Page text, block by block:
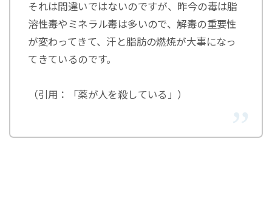
それは間違いではないのですが、昨今の毒は脂
溶性毒やミネラル毒は多いので、解毒の重要性
が変わってきて、汗と脂肪の燃焼が大事になっ
てきているのです。
（引用：「薬が人を殺している」）